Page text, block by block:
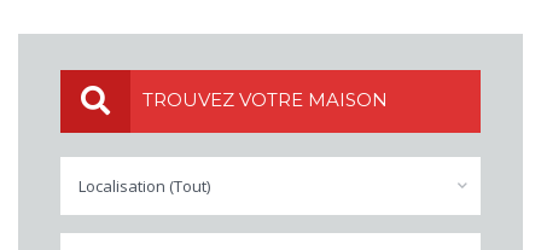
TROUVEZ VOTRE MAISON
Localisation (Tout)